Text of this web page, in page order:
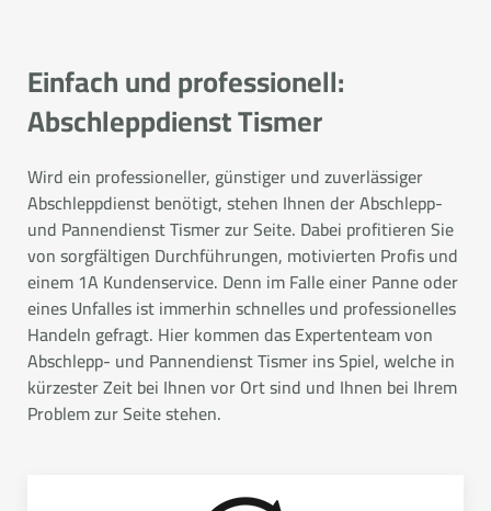
Einfach und professionell:
Abschleppdienst Tismer
Wird ein professioneller, günstiger und zuverlässiger
Abschleppdienst benötigt, stehen Ihnen der Abschlepp-
und Pannendienst Tismer zur Seite. Dabei profitieren Sie
von sorgfältigen Durchführungen, motivierten Profis und
einem 1A Kundenservice. Denn im Falle einer Panne oder
eines Unfalles ist immerhin schnelles und professionelles
Handeln gefragt. Hier kommen das Expertenteam von
Abschlepp- und Pannendienst Tismer ins Spiel, welche in
kürzester Zeit bei Ihnen vor Ort sind und Ihnen bei Ihrem
Problem zur Seite stehen.